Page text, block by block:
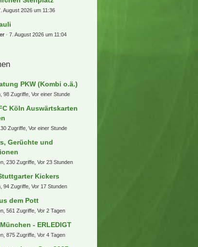
!
August 2026 um 13:54
2026 um 12:44
7. August 2026 um 12:41
Abrams Amsterdam
7. August 2026 um 12:38
- SuperLeague
7. August 2026 um 11:53
Stehplatz
August 2026 um 11:36
7. August 2026 um 11:04